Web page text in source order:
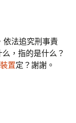
依法追究刑事責
，指的是什么？
置定？謝謝。